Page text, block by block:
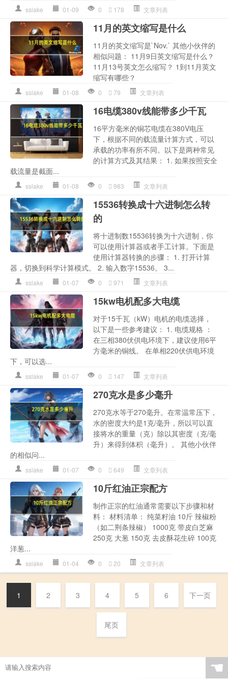
sslake 01-09 0 178 文章列表
11月的英文缩写是什么
11月的英文缩写是`Nov.` 其他小伙伴的
相似问题： 11月9日英文缩写是什么？
11月13号英文怎么缩写？ 1到11月英文
缩写有哪些？
sslake 01-08 0 79 文章列表
16电缆380v线能带多少千瓦
16平方毫米的铜芯电缆在380V电压
下，根据不同的载流量计算方式，可以
承载的功率有所不同。以下是两种常见
的计算方式及其结果： 1. 如果按照安全
载流量是截面...
sslake 01-08 0 983 文章列表
15536转换成十六进制怎么转
的
将十进制数15536转换为十六进制，你
可以使用计算器或者手工计算。下面是
使用计算器转换的步骤： 1. 打开计算
器，切换到科学计算模式。 2. 输入数字15536。 3...
sslake 01-07 0 971 文章列表
15kw电机配多大电缆
对于15千瓦（kW）电机的电缆选择，
以下是一些参考建议： 1. 电缆规格 ：
在三相380伏供电环境下，建议使用6平
方毫米的铜线。 在单相220伏供电环境
下，可以选...
sslake 01-07 0 147 文章列表
270克水是多少毫升
270克水等于270毫升。在常温常压下，
水的密度大约是1克/毫升，所以可以直
接将水的重量（克）除以其密度（克/毫
升）来得到体积（毫升）。 其他小伙伴
的相似问...
sslake 01-07 0 649 文章列表
10斤红油正宗配方
制作正宗的红油通常需要以下步骤和材
料： 材料清单： 纯菜籽油 10斤 辣椒粉
（如二荆条辣椒） 1000克 带皮白芝麻
250克 大葱 150克 去皮酥花生碎 100克
洋葱...
sslake 01-04 0 20 文章列表
1 2 3 4 5 6 下一页
尾页
☚